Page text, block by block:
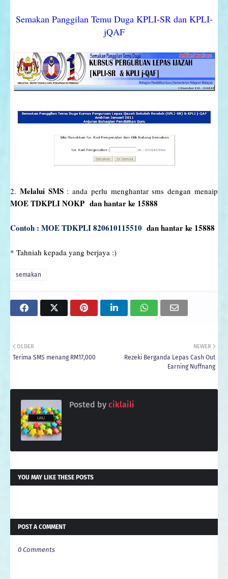
Semakan Panggilan Temu Duga KPLI-SR dan KPLI-
jQAF
2. Melalui SMS: anda perlu menghantar sms dengan menaip
MOETDKPLINOKP dan hantar ke 15888
Contoh : MOE TDKPLI 820610115510 dan hantar ke 15888
* Tahniah kepada yang berjaya :)
semakan
NEWER
Rezeki Berganda Lepas Cash Out
Earning Nuffnang
OLDER
Terima SMS menang RM17,000
Posted by ciklaili
YOU MAY LIKE THESE POSTS
POST A COMMENT
0 Comments